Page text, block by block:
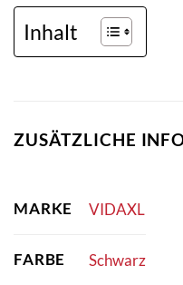
Inhalt
ZUSÄTZLICHE
MARKE VIDAXL
FARBE Schwarz